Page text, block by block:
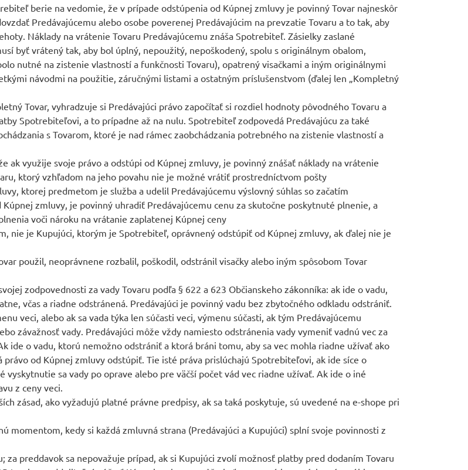
berie na vedomie, že v prípade odstúpenia od Kúpnej zmluvy je povinný Tovar najneskôr
Predávajúcemu alebo osobe poverenej Predávajúcim na prevzatie Tovaru a to tak, aby
Náklady na vrátenie Tovaru Predávajúcemu znáša Spotrebiteľ. Zásielky zaslané
byť vrátený tak, aby bol úplný, nepoužitý, nepoškodený, spolu s originálnym obalom,
nutné na zistenie vlastností a funkčnosti Tovaru), opatrený visačkami a iným originálnymi
návodmi na použitie, záručnými listami a ostatným príslušenstvom (ďalej len „Kompletný
Tovar, vyhradzuje si Predávajúci právo započítať si rozdiel hodnoty pôvodného Tovaru a
Spotrebiteľovi, a to prípadne až na nulu. Spotrebiteľ zodpovedá Predávajúcu za také
s Tovarom, ktoré je nad rámec zaobchádzania potrebného na zistenie vlastností a
využije svoje právo a odstúpi od Kúpnej zmluvy, je povinný znášať náklady na vrátenie
ktorý vzhľadom na jeho povahu nie je možné vrátiť prostredníctvom pošty
ktorej predmetom je služba a udelil Predávajúcemu výslovný súhlas so začatím
zmluvy, je povinný uhradiť Predávajúcemu cenu za skutočne poskytnuté plnenie, a
voči nároku na vrátanie zaplatenej Kúpnej ceny
nie je Kupujúci, ktorým je Spotrebiteľ, oprávnený odstúpiť od Kúpnej zmluvy, ak ďalej nie je
použil, neoprávnene rozbalil, poškodil, odstránil visačky alebo iným spôsobom Tovar
zodpovednosti za vady Tovaru podľa § 622 a 623 Občianskeho zákonníka: ak ide o vadu,
včas a riadne odstránená. Predávajúci je povinný vadu bez zbytočného odkladu odstrániť.
veci, alebo ak sa vada týka len súčasti veci, výmenu súčasti, ak tým Predávajúcemu
závažnosť vady. Predávajúci môže vždy namiesto odstránenia vady vymeniť vadnú vec za
ide o vadu, ktorú nemožno odstrániť a ktorá bráni tomu, aby sa vec mohla riadne užívať ako
od Kúpnej zmluvy odstúpiť. Tie isté práva prislúchajú Spotrebiteľovi, ak ide síce o
sa vady po oprave alebo pre väčší počet vád vec riadne užívať. Ak ide o iné
z ceny veci.
zásad, ako vyžadujú platné právne predpisy, ak sa taká poskytuje, sú uvedené na e-shope pri
momentom, kedy si každá zmluvná strana (Predávajúci a Kupujúci) splní svoje povinnosti z
preddavok sa nepovažuje prípad, ak si Kupujúci zvolí možnosť platby pred dodaním Tovaru